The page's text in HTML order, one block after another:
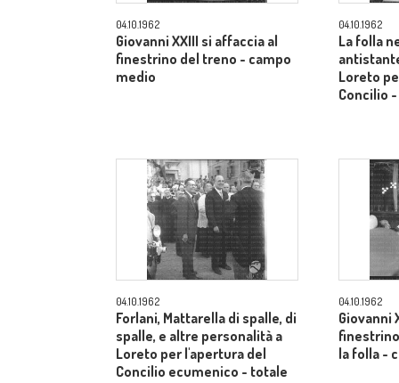
04.10.1962
Giovanni XXIII si affaccia al
finestrino del treno - campo
medio
04.10.1962
La folla
Loreto
Concilio
04.10.1962
Forlani, Mattarella di spalle, di
spalle, e altre personalità a
Loreto per l'apertura del
Concilio ecumenico - totale
04.10.1962
Giovanni
la folla -